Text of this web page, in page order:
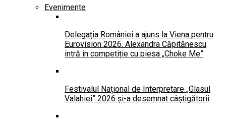
Evenimente
Delegația României a ajuns la Viena pentru
Eurovision 2026. Alexandra Căpitănescu
intră în competiție cu piesa „Choke Me”
Festivalul Național de Interpretare „Glasul
Valahiei” 2026 și-a desemnat câștigătorii